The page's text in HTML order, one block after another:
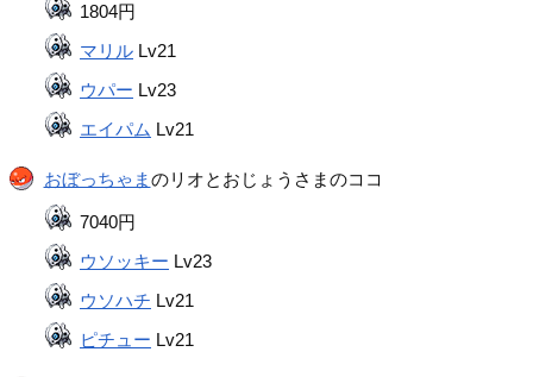
1804円
マリル Lv21
ウパー Lv23
エイパム Lv21
おぼっちゃまのリオとおじょうさまのココ
7040円
ウソッキー Lv23
ウソハチ Lv21
ピチュー Lv21